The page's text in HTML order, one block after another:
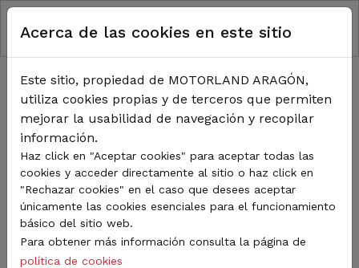
Pasar al contenido principal
RUTA DE NAVEGACIÓN
Inicio Noticias
TODA LA ACTUALIDAD DE
MOTORLAND
Sigue de cerca todas las novedades de MotorLand
Aragón. Aquí encontrarás noticias sobre eventos,
competiciones, pilotos, novedades del circuito y
mucho más. Filtra por categoría o tipo de contenido y
no te pierdas nada del mundo del motor.
Acerca de las cookies en este sitio
Este sitio, propiedad de MOTORLAND ARAGÓN,
utiliza cookies propias y de terceros que permiten
mejorar la usabilidad de navegación y recopilar
información.
Haz click en "Aceptar cookies" para aceptar todas las
cookies y acceder directamente al sitio o haz click en
"Rechazar cookies" en el caso que desees aceptar
únicamente las cookies esenciales para el funcionamiento
básico del sitio web.
Para obtener más información consulta la página de
política de cookies